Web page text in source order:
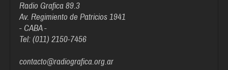
Radio Grafica 89.3
Av. Regimiento de Patricios 1941
- CABA -
Tel: (011) 2150-7456
contacto@radiografica.org.ar